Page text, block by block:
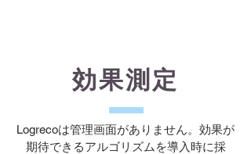
効果測定
Logrecoは管理画面がありません。効果が
期待できるアルゴリズムを導入時に採